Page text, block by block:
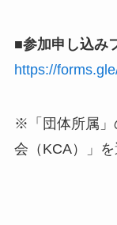
■参加申し込み
https://
※「団体所属」
会（KCA）」を